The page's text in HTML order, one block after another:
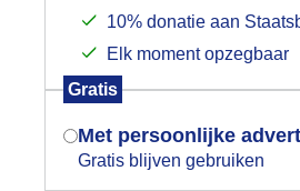
10% donatie aan
Elk moment opzegbaar
Gratis
Met persoonlijke
Gratis blijven gebruiken
Indien je hier nog geen
gegeven, verschijnt er zo
je browser waarin deze
gevraagd